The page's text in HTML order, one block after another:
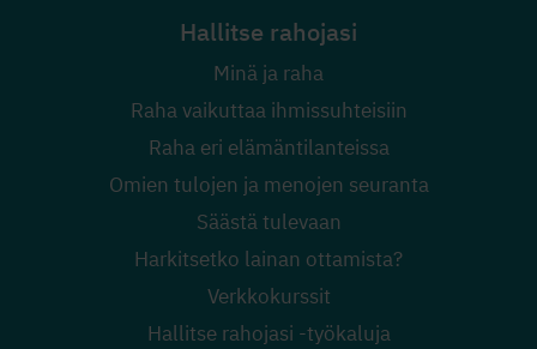
Hallitse rahojasi
Minä ja raha
Raha vaikuttaa ihmissuhteisiin
Raha eri elämäntilanteissa
Omien tulojen ja menojen seuranta
Säästä tulevaan
Harkitsetko lainan ottamista?
Verkkokurssit
Hallitse rahojasi -työkaluja